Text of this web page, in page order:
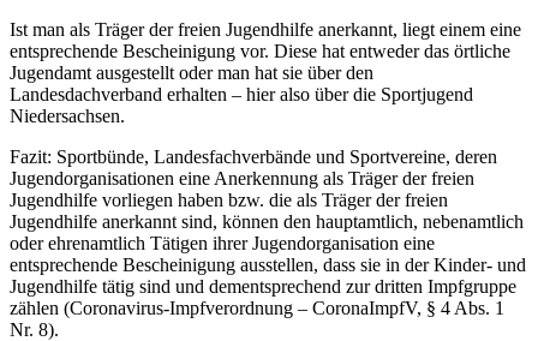
Ist man als Träger der freien Jugendhilfe anerkannt, liegt einem eine
entsprechende Bescheinigung vor. Diese hat entweder das örtliche
Jugendamt ausgestellt oder man hat sie über den
Landesdachverband erhalten – hier also über die Sportjugend
Niedersachsen.
Fazit: Sportbünde, Landesfachverbände und Sportvereine, deren
Jugendorganisationen eine Anerkennung als Träger der freien
Jugendhilfe vorliegen haben bzw. die als Träger der freien
Jugendhilfe anerkannt sind, können den hauptamtlich, nebenamtlich
oder ehrenamtlich Tätigen ihrer Jugendorganisation eine
entsprechende Bescheinigung ausstellen, dass sie in der Kinder- und
Jugendhilfe tätig sind und dementsprechend zur dritten Impfgruppe
zählen (Coronavirus-Impfverordnung – CoronaImpfV, § 4 Abs. 1
Nr. 8).